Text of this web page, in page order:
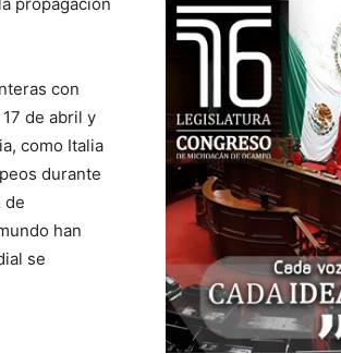
con
de abril y
como Italia
durante
de
han
se